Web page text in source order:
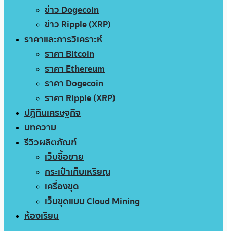
ข่าว Dogecoin
ข่าว Ripple (XRP)
ราคาและการวิเคราะห์
ราคา Bitcoin
ราคา Ethereum
ราคา Dogecoin
ราคา Ripple (XRP)
ปฏิทินเศรษฐกิจ
บทความ
รีวิวผลิตภัณฑ์
เว็บซื้อขาย
กระเป๋าเก็บเหรียญ
เครื่องขุด
เว็บขุดแบบ Cloud Mining
ห้องเรียน